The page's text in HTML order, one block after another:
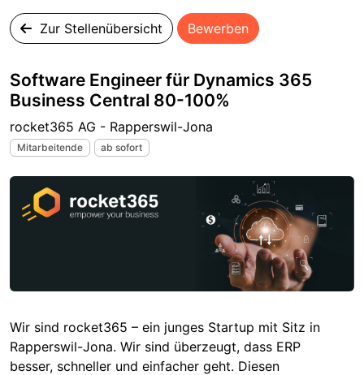
Zur Stellenübersicht Bewerben
Software Engineer für Dynamics 365
Business Central 80-100%
rocket365 AG - Rapperswil-Jona
Mitarbeitende ab sofort
Wir sind rocket365 – ein junges Startup mit Sitz in
Rapperswil-Jona. Wir sind überzeugt, dass ERP
besser, schneller und einfacher geht. Diesen